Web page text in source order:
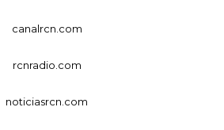
canalrcn.com
rcnradio.com
noticiasrcn.com